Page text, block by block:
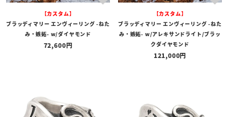
【カスタム】
ブラッディマリー エンヴィーリング -ねた
み・嫉妬- w/ダイヤモンド
72,600
【カスタム】
ブラッディマリー エンヴィーリング -ねた
み・嫉妬- w/アレキサンドライト/ブラッ
クダイヤモンド
121,000